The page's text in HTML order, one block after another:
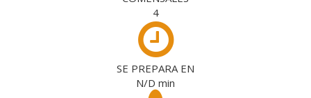
4
SE PREPARA EN
N/D min